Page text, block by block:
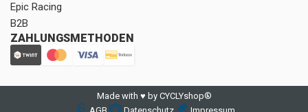
Epic Racing
B2B
ZAHLUNGSMETHODEN
Made with ♥ by CYCLYshop®
AGB
Datenschutz Impressum